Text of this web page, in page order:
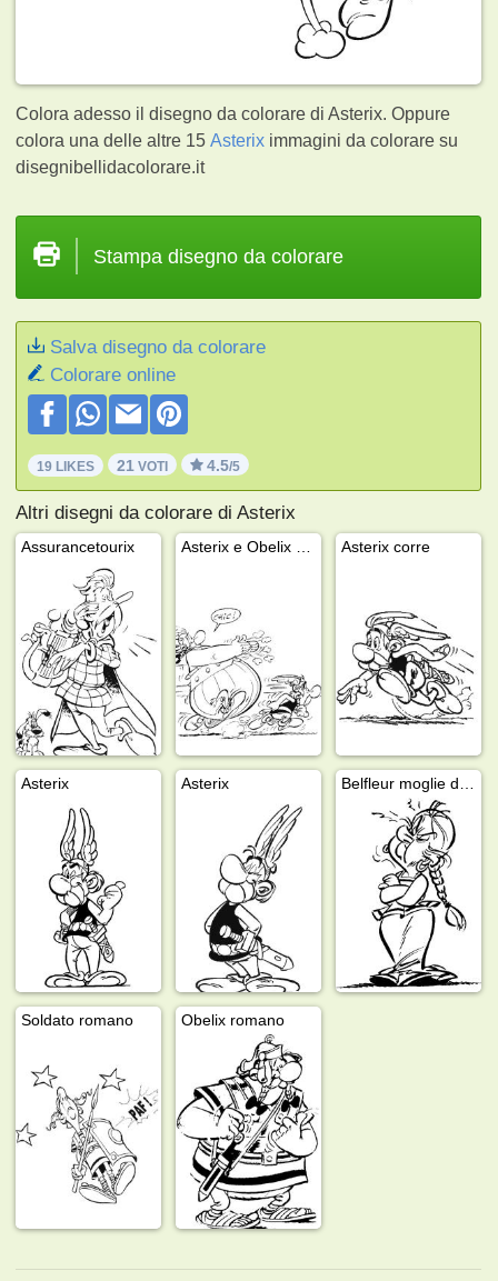
Colora adesso il disegno da colorare di Asterix. Oppure
colora una delle altre 15Asterix immagini da colorare su
disegnibellidacolorare.it
Stampa disegno da colorare
Salva disegno da colorare
Colorare online
19 LIKES 21 VOTI 4.5/5
Altri disegni da colorare di Asterix
Assurancetourix Asterix corre
Asterix Asterix
Soldato romano Obelix romano